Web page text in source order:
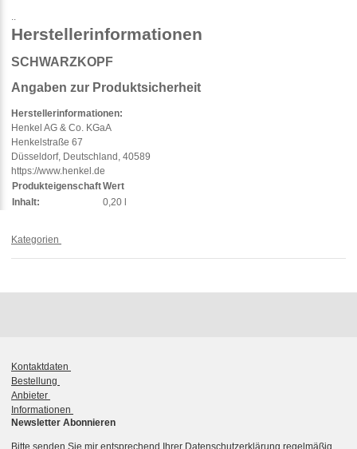
Herstellerinformationen
SCHWARZKOPF
Angaben zur Produktsicherheit
Herstellerinformationen:
Henkel AG & Co. KGaA
Henkelstraße 67
Düsseldorf, Deutschland, 40589
https://www.henkel.de
ProdukteigenschaftWert
Inhalt:
0,20 l
Kategorien
Kontaktdaten
Bestellung
Anbieter
Informationen
Newsletter Abonnieren
Bitte senden Sie mir entsprechend Ihrer Datenschutzerklärung regelmäßig